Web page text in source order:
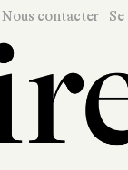
Nous contacter